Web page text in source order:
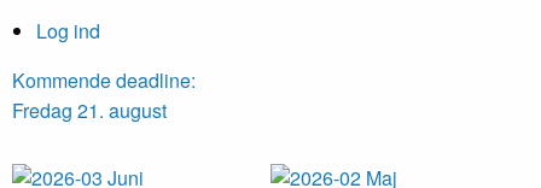
Log ind
Kommende deadline:
Fredag 21. august